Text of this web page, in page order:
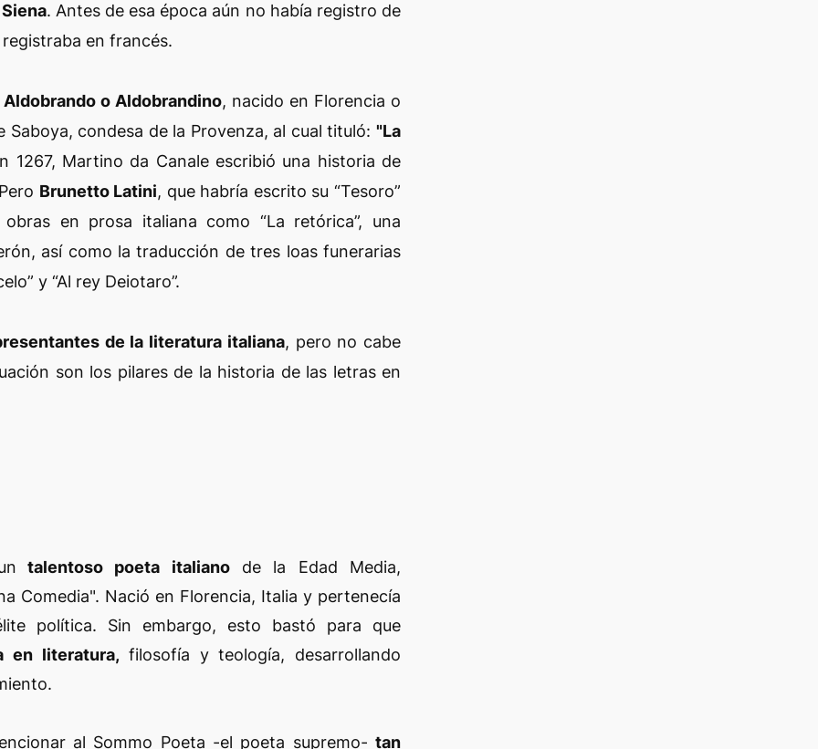
. Antes de esa época aún no había registro de
en francés.
Aldobrando o Aldobrandino, nacido en Florencia o
condesa de la Provenza, al cual tituló: "La
1267, Martino da Canale escribió una historia de
Brunetto Latini, que habría escrito su “Tesoro”
en prosa italiana como “La retórica”, una
así como la traducción de tres loas funerarias
y “Al rey Deiotaro”.
de la literatura italiana, pero no cabe
son los pilares de la historia de las letras en
talentoso poeta italianode la Edad Media,
Comedia". Nació en Florencia, Italia y pertenecía
política. Sin embargo, esto bastó para que
en literatura, filosofía y teología, desarrollando
al Sommo Poeta -el poeta supremo- tan